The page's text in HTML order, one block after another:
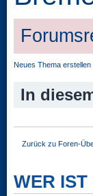
Neues Thema erstellen
In
Zurück zu Foren-
WER